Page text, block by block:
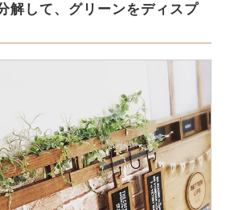
解して、グリーンをディスプ